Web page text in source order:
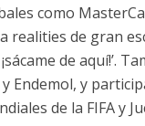
como
de gran
de aquí!’.
Endemol, y
de la FIFA y